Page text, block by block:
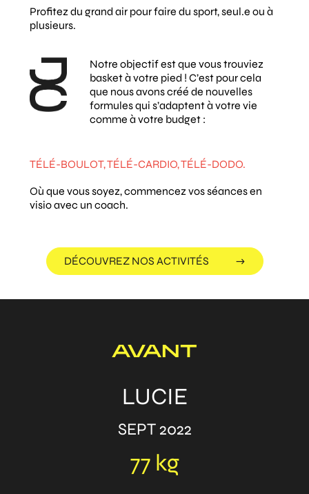
Profitez du grand air pour faire du sport, seul.e ou à
plusieurs.
Notre objectif est que vous trouviez
basket à votre pied ! C’est pour cela
que nous avons créé de nouvelles
formules qui s’adaptent à votre vie
comme à votre budget :
TÉLÉ-BOULOT, TÉLÉ-CARDIO, TÉLÉ-DODO.
Où que vous soyez, commencez vos séances en
visio avec un coach.
DÉCOUVREZ NOS ACTIVITÉS
AVANT
LUCIE
SEPT 2022
77 kg